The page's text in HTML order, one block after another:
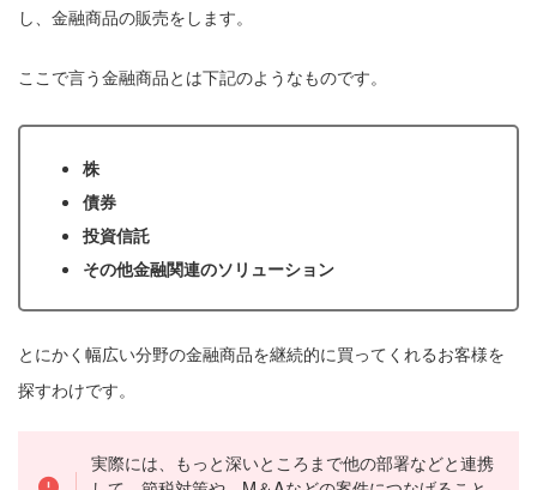
し、金融商品の販売をします。
ここで言う金融商品とは下記のようなものです。
株
債券
投資信託
その他金融関連のソリューション
とにかく幅広い分野の金融商品を継続的に買ってくれるお客様を
探すわけです。
実際には、もっと深いところまで他の部署などと連携